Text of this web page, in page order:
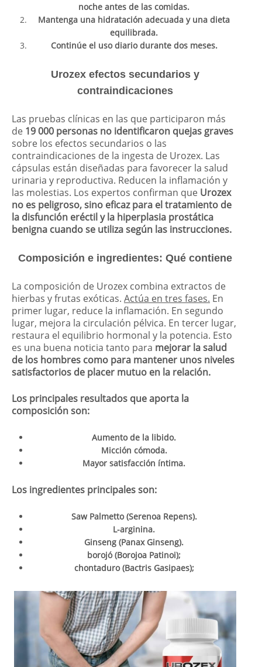
noche antes de las comidas.
Mantenga una hidratación adecuada y una dieta
equilibrada.
Continúe el uso diario durante dos meses.
Urozex efectos secundarios y
contraindicaciones
Las pruebas clínicas en las que participaron más
de 19 000 personas no identificaron quejas graves
sobre los efectos secundarios o las
contraindicaciones de la ingesta de Urozex. Las
cápsulas están diseñadas para favorecer la salud
urinaria y reproductiva. Reducen la inflamación y
las molestias. Los expertos confirman que Urozex
no es peligroso, sino eficaz para el tratamiento de
la disfunción eréctil y la hiperplasia prostática
benigna cuando se utiliza según las instrucciones.
Composición e ingredientes: Qué contiene
La composición de Urozex combina extractos de
hierbas y frutas exóticas. Actúa en tres fases. En
primer lugar, reduce la inflamación. En segundo
lugar, mejora la circulación pélvica. En tercer lugar,
restaura el equilibrio hormonal y la potencia. Esto
es una buena noticia tanto para mejorar la salud
de los hombres como para mantener unos niveles
satisfactorios de placer mutuo en la relación.
Los principales resultados que aporta la
composición son:
Aumento de la libido.
Micción cómoda.
Mayor satisfacción íntima.
Los ingredientes principales son:
Saw Palmetto (Serenoa Repens).
L-arginina.
Ginseng (Panax Ginseng).
borojó (Borojoa Patinoi);
chontaduro (Bactris Gasipaes);